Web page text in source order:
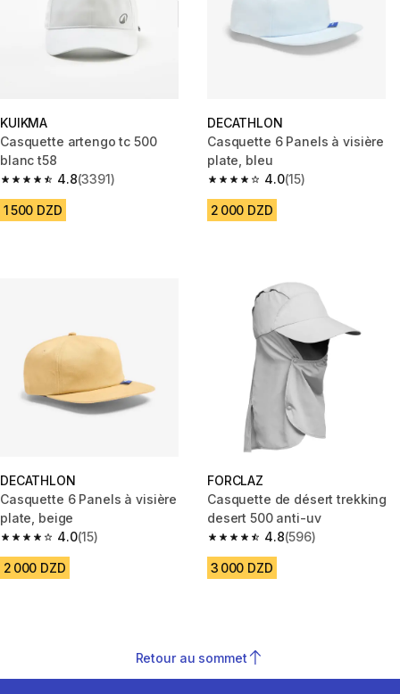
KUIKMA
Casquette artengo tc 500
blanc t58
4.8
4.8 out of 5 stars from 3391 reviews
(3391)
1 500 DZD
DECATHLON
Casquette 6 Panels à visière
plate, bleu
4.0
4.0 out of 5 stars from 15
(15)
2 000 DZD
DECATHLON
Casquette 6 Panels à visière
plate, beige
4.0
4.0 out of 5 stars from 15 reviews
(15)
2 000 DZD
FORCLAZ
Casquette de désert trekking
desert 500 anti-uv
4.8
4.8 out of 5 stars from 596
(596)
3 000 DZD
Retour au sommet